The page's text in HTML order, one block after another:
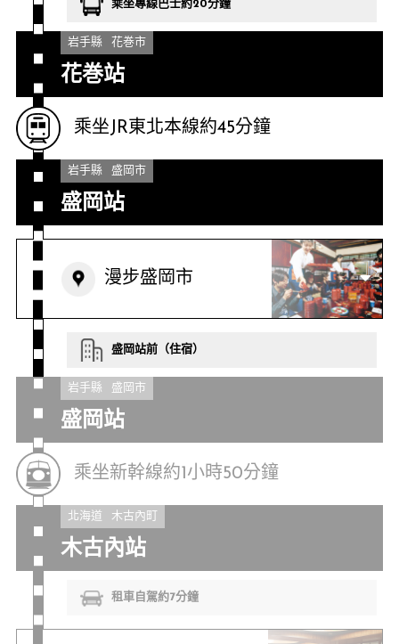
乘坐專線巴士約20分鐘
岩手縣 花巻市
花巻站
乘坐JR東北本線約45分鐘
岩手縣 盛岡市
盛岡站
漫步盛岡市
盛岡站前（住宿）
岩手縣 盛岡市
盛岡站
乘坐新幹線約1小時50分鐘
北海道 木古內町
木古內站
租車自駕約7分鐘